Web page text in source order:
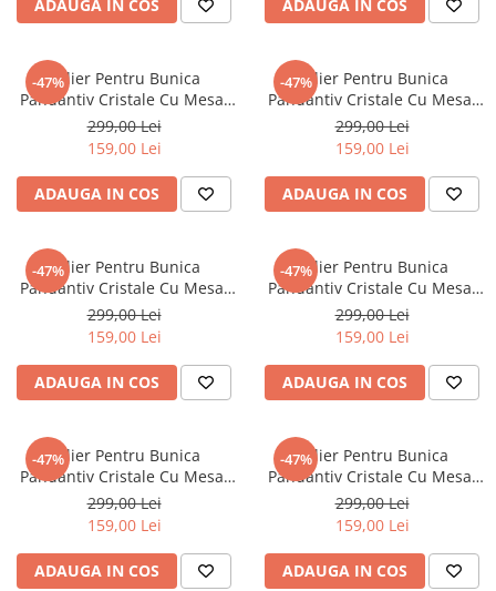
ADAUGA IN COS ADAUGA IN COS
-47%Colier Pentru Bunica
Pandantiv Cristale Cu Mesaj
De La Nepot
299,00 Lei
159,00 Lei
ADAUGA IN COS
-47%Colier Pentru Bunica
Pandantiv Cristale Cu Mesaj
De La Nepot
299,00 Lei
159,00 Lei
ADAUGA IN COS
-47%Colier Pentru Bunica
Pandantiv Cristale Cu Mesaj
De La Nepoata
299,00 Lei
159,00 Lei
ADAUGA IN COS
-47%Colier Pentru Bunica
Pandantiv Cristale Cu Mesaj
De La Nepoata
299,00 Lei
159,00 Lei
ADAUGA IN COS
-47%Colier Pentru Bunica
Pandantiv Cristale Cu Mesaj
De La Nepot
299,00 Lei
159,00 Lei
ADAUGA IN COS
-47%Colier Pentru Bunica
Pandantiv Cristale Cu Mesaj
De La Nepot
299,00 Lei
159,00 Lei
ADAUGA IN COS